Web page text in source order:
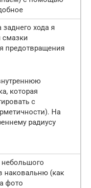
хода я
смазки
предотвращения
которая
с
На
радиусу
наковальню (как
фото